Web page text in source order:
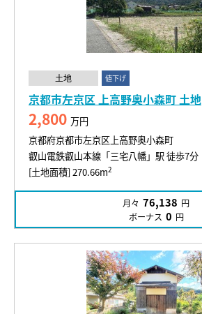
土地 値下げ
京都市左京区 上高野奥小森町 土地
2,800 万円
京都府京都市左京区上高野奥小森町
叡山電鉄叡山本線「三宅八幡」駅 徒歩7分
[土地面積] 270.66m2
月々 76,138 円
ボーナス 0 円